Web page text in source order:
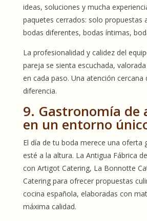
ideas, soluciones y mucha
paquetes cerrados: solo propuestas
bodas diferentes, bodas íntimas,
La profesionalidad y calidez del
pareja se sienta escuchada,
en cada paso. Una atención cercana
diferencia.
9. Gastronomía de
en un entorno
El día de tu boda merece una oferta
esté a la altura. La Antigua Fábrica
con Artigot Catering, La Bonnotte
Catering para ofrecer propuestas
cocina española, elaboradas con
máxima calidad.